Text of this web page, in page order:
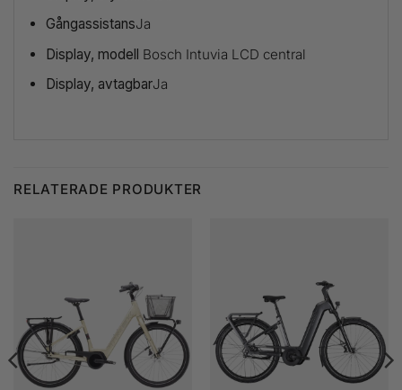
GångassistansJa
Display, modell Bosch Intuvia LCD central
Display, avtagbarJa
RELATERADE PRODUKTER